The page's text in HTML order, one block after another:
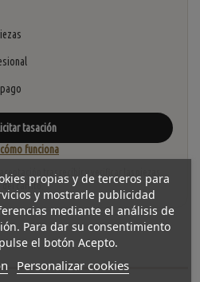
tasación
funciona
tras recibir y verificar las piezas.
del carrito.propias y de terceros para
y mostrarle publicidad
mediante el análisis de
Para dar su consentimiento
el botón Acepto.
Personalizar cookies